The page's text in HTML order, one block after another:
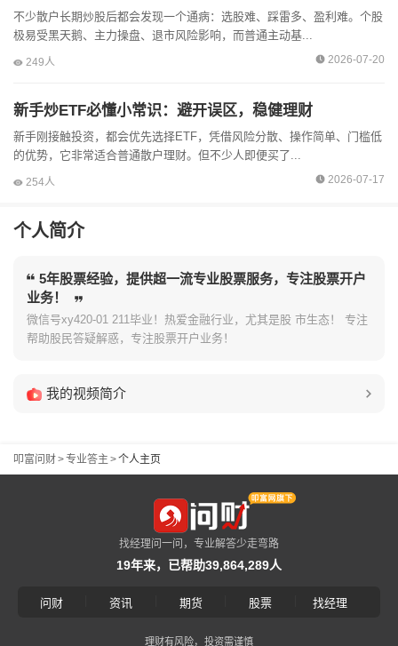
不少散户长期炒股后都会发现一个通病：选股难、踩雷多、盈利难。个股
极易受黑天鹅、主力操盘、退市风险影响，而普通主动基...
249人 2026-07-20
新手炒ETF必懂小常识：避开误区，稳健理财
新手刚接触投资，都会优先选择ETF，凭借风险分散、操作简单、门槛低
的优势，它非常适合普通散户理财。但不少人即便买了...
254人 2026-07-17
个人简介
5年股票经验，提供超一流专业股票服务，专注股票开户
业务！
微信号xy420-01 211毕业！热爱金融行业，尤其是股 市生态！ 专注
帮助股民答疑解惑，专注股票开户业务！
我的视频简介
叩富问财>专业答主 >个人主页
找经理问一问，专业解答少走弯路
19年来，已帮助39,864,289人
问财 资讯 期货 股票 找经理
理财有风险，投资需谨慎